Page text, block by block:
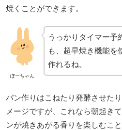
焼くことができます。
ぽーちゃん
うっかりタイマー予
も、超早焼き機能を
作れるね。
パン作りはこねたり発酵させた
メージですが、これなら朝起き
ンが焼きあがる香りを楽しむこと